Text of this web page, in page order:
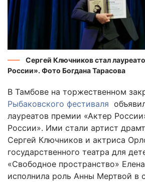
Сергей Ключников стал
России». Фото Богдана Тарасова
В Тамбове на торжественном
Рыбаковского фестиваля
лауреатов премии «Актер
России». Ими стали артист
Сергей Ключников и актриса
государственного театра для
«Свободное пространство»
исполнила роль Анны Мертвой в